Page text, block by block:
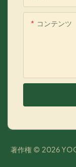
コンテンツ
著作権 © 2026